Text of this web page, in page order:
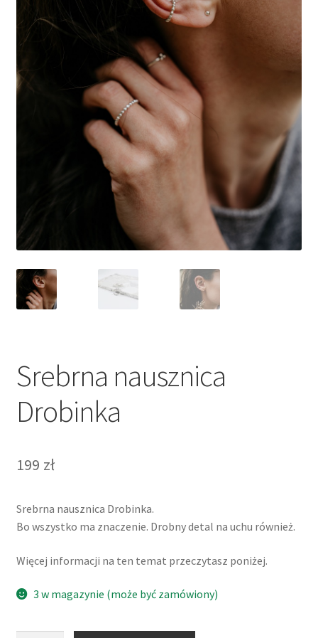
Srebrna nausznica
Drobinka
199 zł
Srebrna nausznica Drobinka.
Bo wszystko ma znaczenie. Drobny detal na uchu również.
Więcej informacji na ten temat przeczytasz poniżej.
3 w magazynie (może być zamówiony)